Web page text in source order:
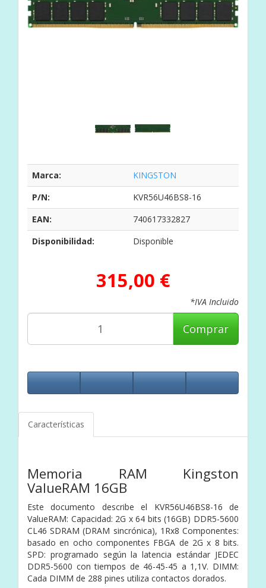
Marca:
KINGSTON
P/N:
KVR56U46BS8-16
EAN:
740617332827
Disponibilidad:
Disponible
315,00 €
*IVA Incluido
Comprar
Características
Memoria RAM Kingston
ValueRAM 16GB
Este documento describe el KVR56U46BS8-16 de
ValueRAM: Capacidad: 2G x 64 bits (16GB) DDR5-5600
CL46 SDRAM (DRAM sincrónica), 1Rx8 Componentes:
basado en ocho componentes FBGA de 2G x 8 bits.
SPD: programado según la latencia estándar JEDEC
DDR5-5600 con tiempos de 46-45-45 a 1,1V. DIMM:
Cada DIMM de 288 pines utiliza contactos dorados.